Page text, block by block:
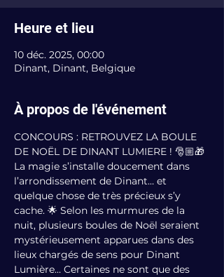
Heure et lieu
10 déc. 2025, 00:00
Dinant, Dinant, Belgique
À propos de l'événement
CONCOURS : RETROUVEZ LA BOULE
DE NOËL DE DINANT LUMIERE ! 🎅🏼🎁
La magie s’installe doucement dans
l’arrondissement de Dinant… et
quelque chose de très précieux s’y
cache. 🌟 Selon les murmures de la
nuit, plusieurs boules de Noël seraient
mystérieusement apparues dans des
lieux chargés de sens pour Dinant
Lumière… Certaines ne sont que des